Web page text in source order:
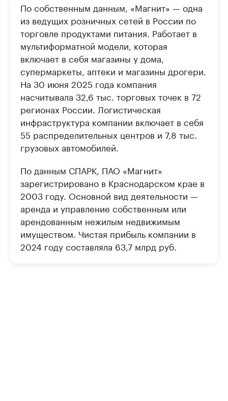
По собственным данным, «Магнит» — одна
из ведущих розничных сетей в России по
торговле продуктами питания. Работает в
мультиформатной модели, которая
включает в себя магазины у дома,
супермаркеты, аптеки и магазины дрогери.
На 30 июня 2025 года компания
насчитывала 32,6 тыс. торговых точек в 72
регионах России. Логистическая
инфраструктура компании включает в себя
55 распределительных центров и 7,8 тыс.
грузовых автомобилей.
По данным СПАРК, ПАО «Магнит»
зарегистрировано в Краснодарском крае в
2003 году. Основной вид деятельности —
аренда и управление собственным или
арендованным нежилым недвижимым
имуществом. Чистая прибыль компании в
2024 году составляла 63,7 млрд руб.